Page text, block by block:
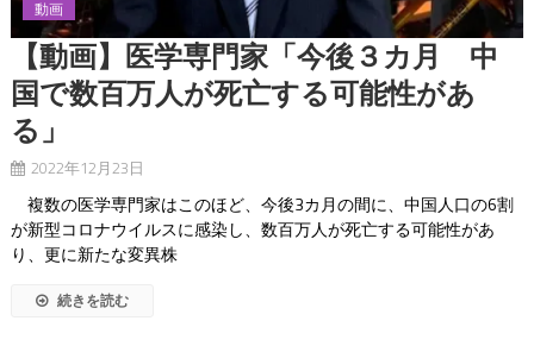
動画
【動画】医学専門家「今後３カ月 中
国で数百万人が死亡する可能性があ
る」
2022年12月23日
複数の医学専門家はこのほど、今後3カ月の間に、中国人口の6割
が新型コロナウイルスに感染し、数百万人が死亡する可能性があ
り、更に新たな変異株
続きを読む